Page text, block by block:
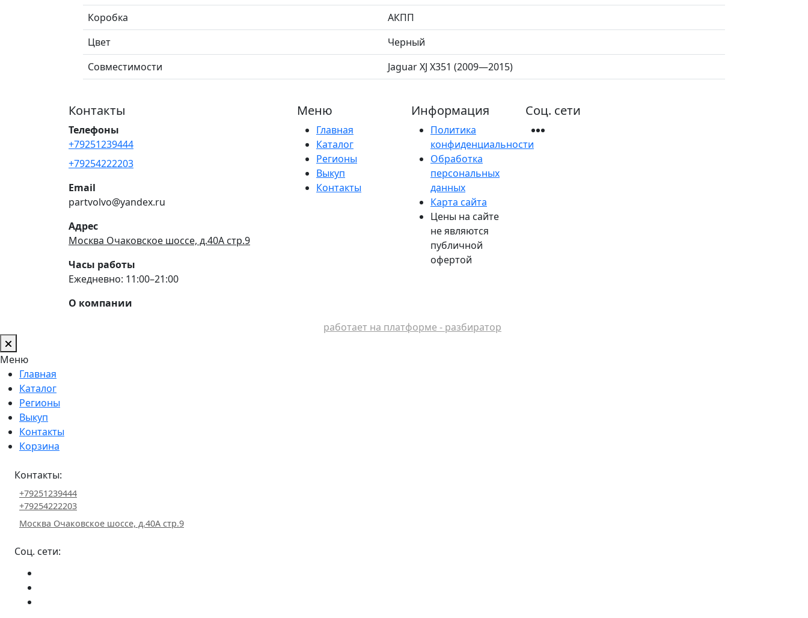
Коробка
АКПП
Цвет
Черный
Совместимости
Jaguar XJ X351 (2009—2015)
Контакты
Телефоны
+79251239444
+79254222203
Email
partvolvo@yandex.ru
Адрес
Москва Очаковское шоссе, д.40А стр.9
Часы работы
Ежедневно: 11:00–21:00
О компании
Меню
Главная
Каталог
Регионы
Выкуп
Контакты
Информация
Политика
конфиденциальности
Обработка
персональных
данных
Карта сайта
Цены на сайте
не являются
публичной
офертой
Соц. сети
работает на платформе - разбиратор
Меню
Главная
Каталог
Регионы
Выкуп
Контакты
Корзина
Контакты:
+79251239444
+79254222203
Москва Очаковское шоссе, д.40А стр.9
Соц. сети: